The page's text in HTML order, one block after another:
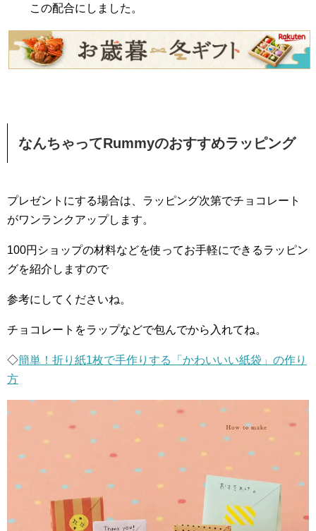
この配合にしました。
なんちゃってRummyのおすすめラッピング
プレゼントにする場合は、ラッピング次第でチョコレート
がワンランクアップします。
100円ショップの材料などを使ってお手軽にできるラッピン
グを紹介しますので
参考にしてくださいね。
チョコレートをラップなどで包んでから入れてね。
◇簡単！折り紙1枚で手作りする「かわいいい紙袋」の作り
方